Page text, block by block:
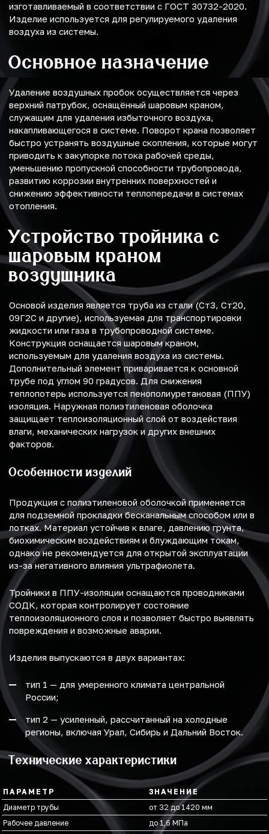
изготавливаемый в соответствии с ГОСТ 30732-2020.
Изделие используется для регулируемого удаления
воздуха из системы.
Основное назначение
Удаление воздушных пробок осуществляется через
верхний патрубок, оснащённый шаровым краном,
служащим для удаления избыточного воздуха,
накапливающегося в системе. Поворот крана позволяет
быстро устранять воздушные скопления, которые могут
приводить к закупорке потока рабочей среды,
уменьшению пропускной способности трубопровода,
развитию коррозии внутренних поверхностей и
снижению эффективности теплопередачи в системах
отопления.
Устройство тройника с
шаровым краном
воздушника
Основой изделия является труба из стали (Ст3, Ст20,
09Г2С и другие), используемая для транспортировки
жидкости или газа в трубопроводной системе.
Конструкция оснащается шаровым краном,
используемым для удаления воздуха из системы.
Дополнительный элемент приваривается к основной
трубе под углом 90 градусов. Для снижения
теплопотерь используется пенополиуретановая (ППУ)
изоляция. Наружная полиэтиленовая оболочка
защищает теплоизоляционный слой от воздействия
влаги, механических нагрузок и других внешних
факторов.
Особенности изделий
Продукция с полиэтиленовой оболочкой применяется
для подземной прокладки бесканальным способом или в
лотках. Материал устойчив к влаге, давлению грунта,
биохимическим воздействиям и блуждающим токам,
однако не рекомендуется для открытой эксплуатации
из-за негативного влияния ультрафиолета.
Тройники в ППУ-изоляции оснащаются проводниками
СОДК, которая контролирует состояние
теплоизоляционного слоя и позволяет быстро выявлять
повреждения и возможные аварии.
Изделия выпускаются в двух вариантах:
тип 1 — для умеренного климата центральной
России;
тип 2 — усиленный, рассчитанный на холодные
регионы, включая Урал, Сибирь и Дальний Восток.
Технические характеристики
ПАРАМЕТР
ЗНАЧЕНИЕ
Диаметр трубы
от 32 до 1420 мм
Рабочее давление
до 1,6 МПа